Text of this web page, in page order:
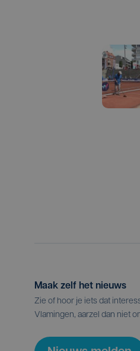
Maak zelf het nieuws
Zie of hoor je iets dat
Vlamingen, aarzel dan niet